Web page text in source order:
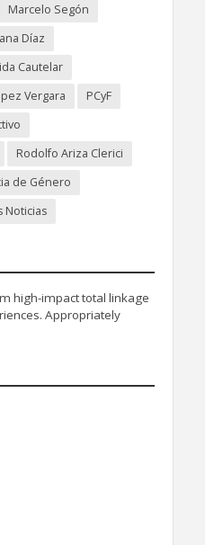
Marcelo Segón
Díaz
Cautelar
Vergara
PCyF
Rodolfo Ariza Clerici
de Género
Noticias
high-impact total linkage
Appropriately